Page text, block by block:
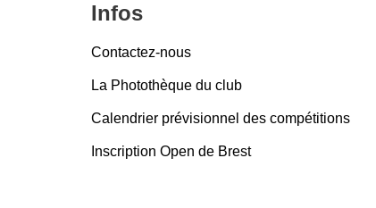
Infos
Contactez-nous
La Photothèque du club
Calendrier prévisionnel des compétitions
Inscription Open de Brest